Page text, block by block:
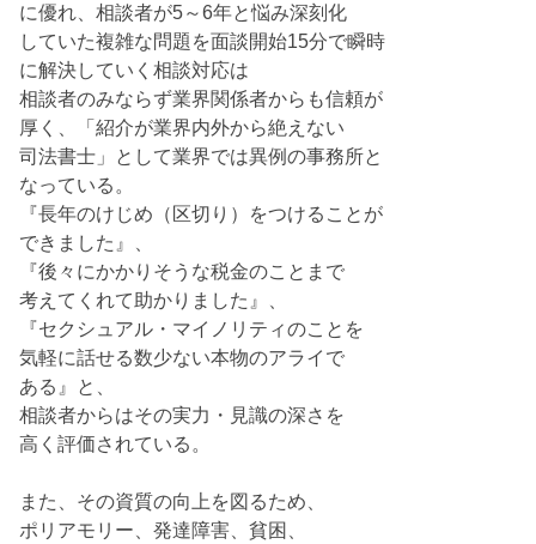
に優れ、相談者が5～6年と悩み深刻化
していた複雑な問題を面談開始15分で瞬時
に解決していく相談対応は
相談者のみならず業界関係者からも信頼が
厚く、「紹介が業界内外から絶えない
司法書士」として業界では異例の事務所と
なっている。
『長年のけじめ（区切り）をつけることが
できました』、
『後々にかかりそうな税金のことまで
考えてくれて助かりました』、
『セクシュアル・マイノリティのことを
気軽に話せる数少ない本物のアライで
ある』と、
相談者からはその実力・見識の深さを
高く評価されている。
また、その資質の向上を図るため、
ポリアモリー、発達障害、貧困、